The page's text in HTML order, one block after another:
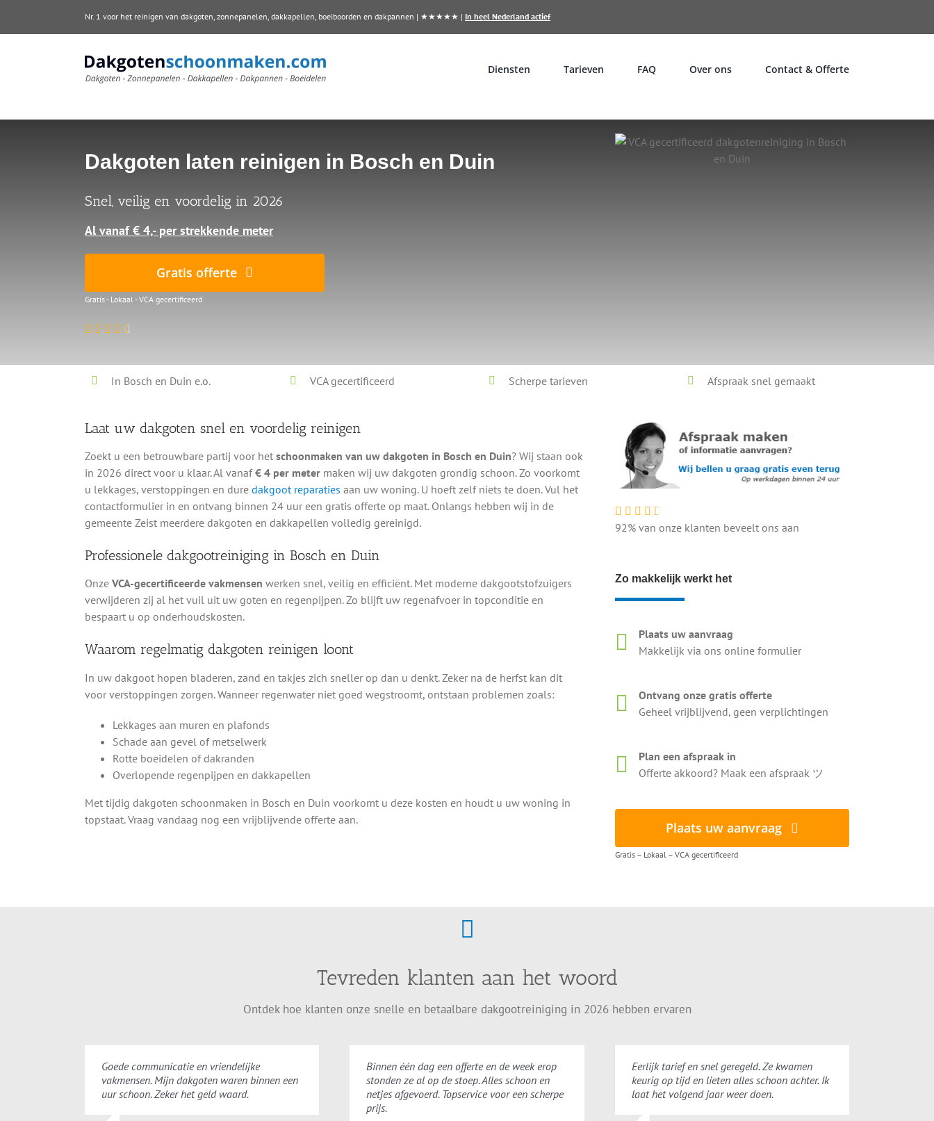
Nr. 1 voor het reinigen van dakgoten, zonnepanelen, dakkapellen, boeiboorden en dakpannen | ★★★★★ | In heel Nederland actief
Diensten Tarieven FAQ Over ons Contact & Offerte
Dakgoten laten reinigen in Bosch en Duin
Snel, veilig en voordelig in 2026
Al vanaf € 4,- per strekkende meter
Gratis offerte
Gratis - Lokaal - VCA gecertificeerd
In Bosch en Duin e.o. VCA gecertificeerd Scherpe tarieven Afspraak snel gemaakt
Laat uw dakgoten snel en voordelig reinigen
Zoekt u een betrouwbare partij voor het schoonmaken van uw dakgoten in Bosch en Duin? Wij staan ook
in 2026 direct voor u klaar. Al vanaf€ 4 per metermaken wij uw dakgoten grondig schoon. Zo voorkomt
u lekkages, verstoppingen en dure dakgoot reparaties aan uw woning. U hoeft zelf niets te doen. Vul het
contactformulier in en ontvang binnen 24 uur een gratis offerte op maat. Onlangs hebben wij in de
gemeente Zeist meerdere dakgoten en dakkapellen volledig gereinigd.
Professionele dakgootreiniging in Bosch en Duin
Onze VCA-gecertificeerde vakmensen werken snel, veilig en efficiënt. Met moderne dakgootstofzuigers
verwijderen zij al het vuil uit uw goten en regenpijpen. Zo blijft uw regenafvoer in topconditie en
bespaart u op onderhoudskosten.
Waarom regelmatig dakgoten reinigen loont
In uw dakgoot hopen bladeren, zand en takjes zich sneller op dan u denkt. Zeker na de herfst kan dit
voor verstoppingen zorgen. Wanneer regenwater niet goed wegstroomt, ontstaan problemen zoals:
Lekkages aan muren en plafonds
Schade aan gevel of metselwerk
Rotte boeidelen of dakranden
Overlopende regenpijpen en dakkapellen
Met tijdig dakgoten schoonmaken in Bosch en Duin voorkomt u deze kosten en houdt u uw woning in
topstaat. Vraag vandaag nog een vrijblijvende offerte aan.
92% van onze klanten beveelt ons aan
Zo makkelijk werkt het
Plaats uw aanvraag
Makkelijk via ons online formulier
Ontvang onze gratis offerte
Geheel vrijblijvend, geen verplichtingen
Plan een afspraak in
Offerte akkoord? Maak een afspraak ツ
Plaats uw aanvraag
Gratis – Lokaal – VCA gecertificeerd
Tevreden klanten aan het woord
Ontdek hoe klanten onze snelle en betaalbare dakgootreiniging in 2026 hebben ervaren
Goede communicatie en vriendelijke
vakmensen. Mijn dakgoten waren binnen een
uur schoon. Zeker het geld waard.
Binnen één dag een offerte en de week erop
stonden ze al op de stoep. Alles schoon en
netjes afgevoerd. Topservice voor een scherpe
prijs.
Eerlijk tarief en snel geregeld. Ze kwamen
keurig op tijd en lieten alles schoon achter. Ik
laat het volgend jaar weer doen.